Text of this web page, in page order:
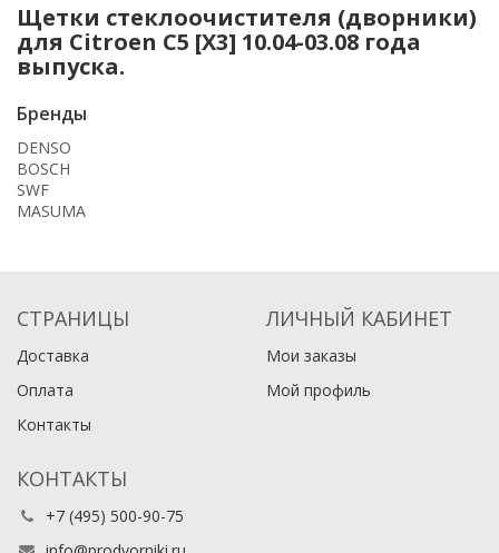
Щетки стеклоочистителя (дворники)
для Citroen C5 [X3] 10.04-03.08 года
выпуска.
Бренды
DENSO
BOSCH
SWF
MASUMA
СТРАНИЦЫ
Доставка
Оплата
Контакты
ЛИЧНЫЙ КАБИНЕТ
Мои заказы
Мой профиль
КОНТАКТЫ
+7 (495) 500-90-75